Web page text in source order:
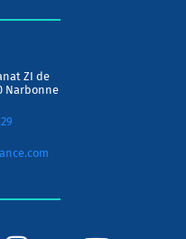
ZI de
Narbonne